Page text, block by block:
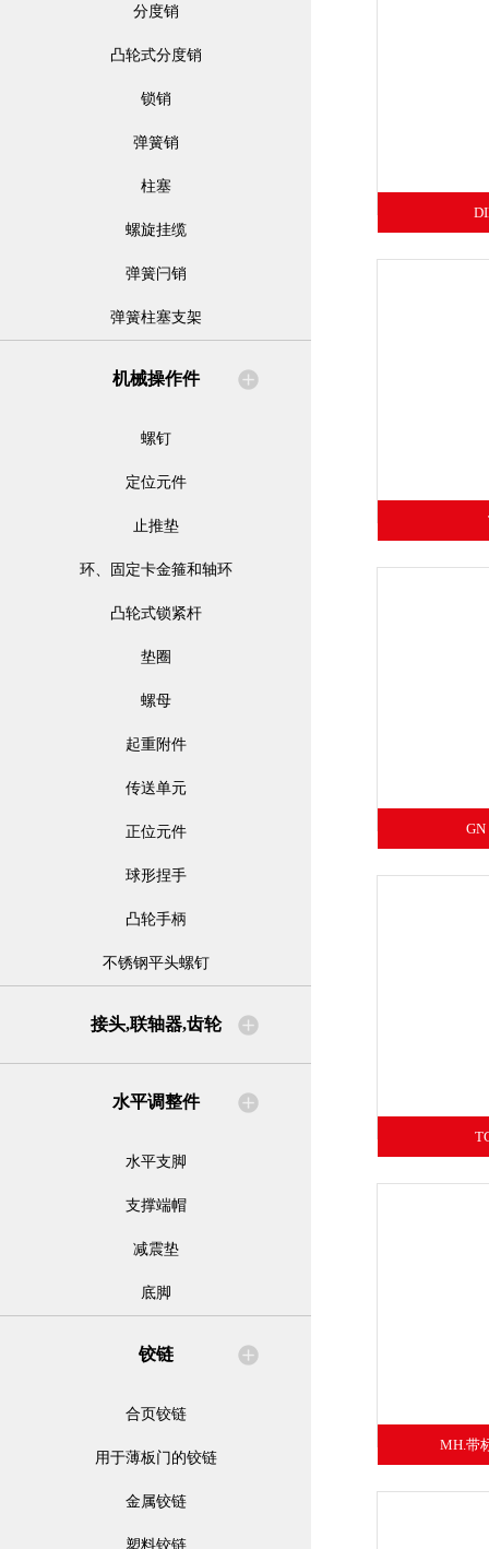
分度销
凸轮式分度销
锁销
弹簧销
柱塞
螺旋挂缆
弹簧闩销
弹簧柱塞支架
机械操作件
螺钉
定位元件
止推垫
环、固定卡金箍和轴环
凸轮式锁紧杆
垫圈
螺母
起重附件
传送单元
正位元件
球形捏手
凸轮手柄
不锈钢平头螺钉
接头,联轴器,齿轮
水平调整件
水平支脚
支撑端帽
减震垫
底脚
铰链
合页铰链
用于薄板门的铰链
金属铰链
塑料铰链
MH.带